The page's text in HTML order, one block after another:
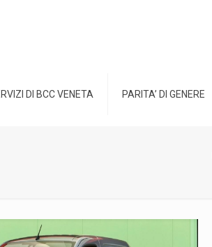
DI BCC VENETA PARITA’ DI GENERE